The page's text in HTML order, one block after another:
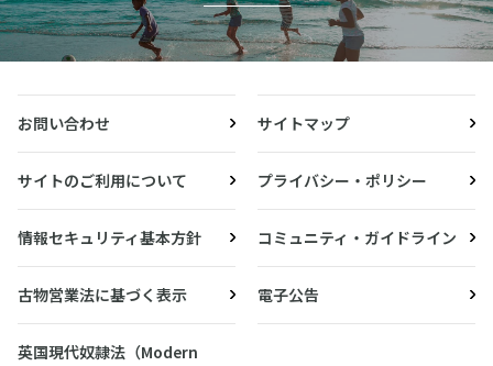
お問い合わせ サイトマップ
サイトのご利用について プライバシー・ポリシー
情報セキュリティ基本方針 コミュニティ・ガイドライン
古物営業法に基づく表示 電子公告
英国現代奴隷法（Modern